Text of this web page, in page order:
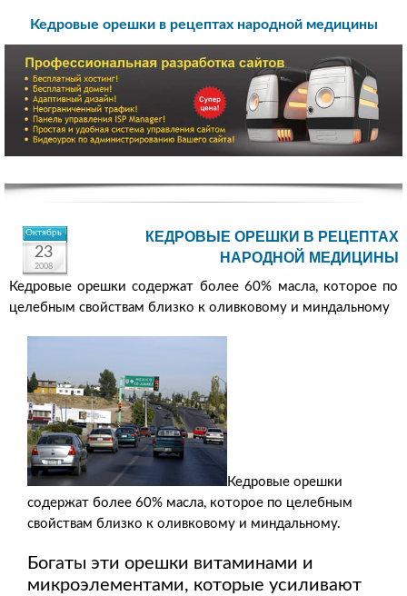
Кедровые орешки в рецептах народной медицины
Октябрь
23
2008
КЕДРОВЫЕ ОРЕШКИ В РЕЦЕПТАХ
НАРОДНОЙ МЕДИЦИНЫ
Кедровые орешки содержат более 60% масла, которое по
целебным свойствам близко к оливковому и миндальному
Кедровые орешки
содержат более 60% масла, которое по целебным
свойствам близко к оливковому и миндальному.
Богаты эти орешки витаминами и
микроэлементами, которые усиливают